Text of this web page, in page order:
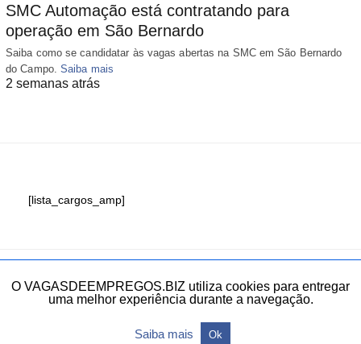
SMC Automação está contratando para
operação em São Bernardo
Saiba como se candidatar às vagas abertas na SMC em São Bernardo
do Campo. Saiba mais
2 semanas atrás
[lista_cargos_amp]
Fale conosco
O VAGASDEEMPREGOS.BIZ utiliza cookies para entregar
uma melhor experiência durante a navegação.
Saiba mais Ok